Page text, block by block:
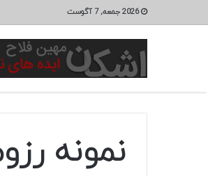
2026 جمعه, 7 آگوست
نمونه